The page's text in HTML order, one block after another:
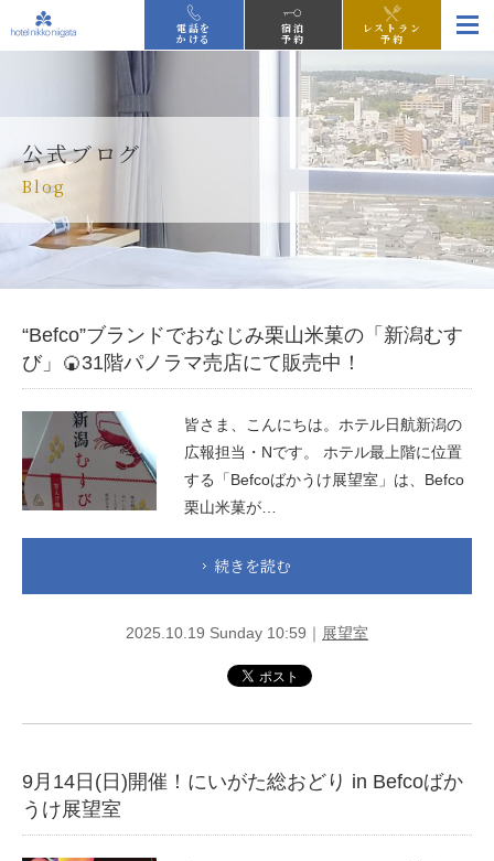
電話を
かける
宿泊
予約
レストラン
予約
公式ブログ
Blog
“Befco”ブランドでおなじみ栗山米菓の「新潟むす
び」🍘31階パノラマ売店にて販売中！
皆さま、こんにちは。ホテル日航新潟の
広報担当・Nです。 ホテル最上階に位置
する「Befcoばかうけ展望室」は、Befco
栗山米菓が…
続きを読む
2025.10.19 Sunday 10:59｜ 展望室
9月14日(日)開催！にいがた総おどり in Befcoばか
うけ展望室